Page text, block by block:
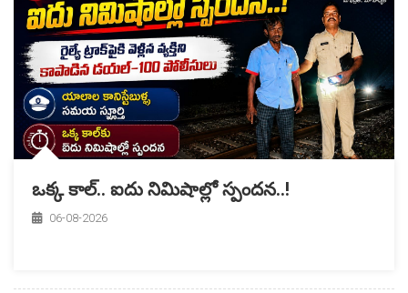
ఒక్క కాల్.. ఐదు నిమిషాల్లో స్పందన..!
06-08-2026